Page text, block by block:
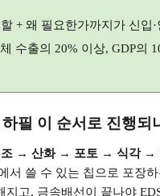
+ 왜 필요한가까지가 신입·
수출의 20% 이상, GDP의
필 이 순서로 진행되
→ 산화→ 포토 → 식각→
서 쓸 수 있는 칩으로 포장
지고, 금속배선이 끝나야